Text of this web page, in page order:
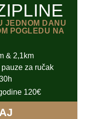
JEDNOM DANU
POGLEDU NA
& 2,1km
za ručak
120€